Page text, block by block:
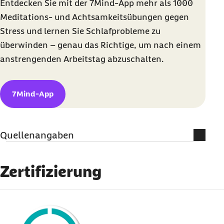
Entdecken Sie mit der 7Mind-App mehr als 1000
Meditations- und Achtsamkeitsübungen gegen
Stress und lernen Sie Schlafprobleme zu
überwinden – genau das Richtige, um nach einem
anstrengenden Arbeitstag abzuschalten.
7Mind-App
Quellenangaben
Informationen
Vereine
Zertifizierung